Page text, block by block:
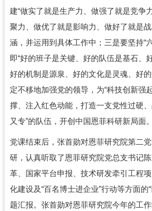
建“做实了就是生产力、做强了就是竞争
聚力、做优了就是影响力、做好了就是
涵，并运用到具体工作中；三是要坚持“
即“好的班子是关键、好的队伍是基石、
好的机制是源泉、好的文化是灵魂、好
定不移地加强党的领导，为“科技创新强
撑、注入红色动能，打造一支党性过硬
又专”的队伍，开创中国恩菲科研新局面。
党课结束后，张首勋对恩菲研究院第二
研，认真听取了恩菲研究院党总支书记
革、国家平台申报、技术研发牵引工程
化建设及“百名博士进企业”行动等方面的
题汇报。张首勋对恩菲研究院今年的工作